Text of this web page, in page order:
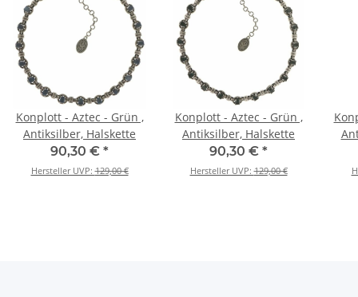
Konplott - Aztec - Grün ,
Antiksilber, Halskette
90,30 € *
Hersteller UVP:129,00 €
Konplott - Aztec - Grün ,
Antiksilber, Halskette
90,30 € *
Hersteller UVP:129,00 €